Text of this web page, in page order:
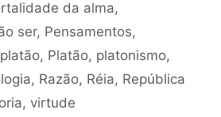
da alma,
ser, Pensamentos,
, Platão, platonismo,
, Razão, Réia, República
, virtude